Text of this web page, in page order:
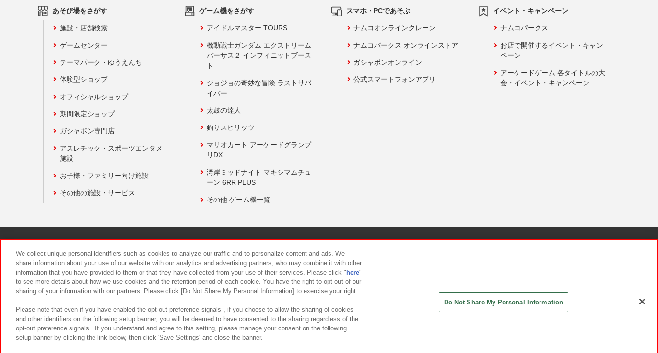
あそび場をさがす
施設・店舗検索
ゲームセンター
テーマパーク・ゆうえんち
体験型ショップ
オフィシャルショップ
期間限定ショップ
ガシャポン専門店
アスレチック・スポーツエンタメ
施設
お子様・ファミリー向け施設
その他の施設・サービス
ゲーム機をさがす
アイドルマスター TOURS
機動戦士ガンダム エクストリーム
バーサス２ インフィニットブース
ト
ジョジョの奇妙な冒険 ラストサバ
イバー
太鼓の達人
釣りスピリッツ
マリオカート アーケードグランプ
リDX
湾岸ミッドナイト マキシマムチュ
ーン 6RR PLUS
その他 ゲーム機一覧
スマホ・PCであそぶ
ナムコオンラインクレーン
ナムコパークス オンラインストア
ガシャポンオンライン
公式スマートフォンアプリ
イベント・キャンペーン
ナムコパークス
お店で開催するイベント・キャン
ペーン
アーケードゲーム 各タイトルの大
会・イベント・キャンペーン
食品のご提供について カスタマーハラスメント対応方針
We collect unique personal identifiers such as cookies to analyze our traffic and to personalize content and ads. We
share information about your use of our website with our analytics and advertising partners, who may combine it with other
information that you have provided to them or that they have collected from your use of their services. Please click " here"
to see more details about how we use cookies and the retention period of each cookie. You have the right to opt out of our
sharing of your information with our partners. Please click [Do Not Share My Personal Information] to exercise your right.
Please note that even if you have enabled the opt-out preference signals , if you choose to allow the sharing of cookies
and other identifiers on the following setup banner, you will be deemed to have consented to the sharing regardless of the
opt-out preference signals . If you understand and agree to this setting, please manage your consent on the following
setup banner by clicking the link below, then click 'Save Settings' and close the banner.
Do Not Share My Personal Information